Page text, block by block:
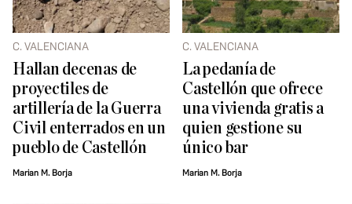
C. VALENCIANA
Hallan decenas de
proyectiles de
artillería de la Guerra
Civil enterrados en un
pueblo de Castellón
Marian M. Borja
C. VALENCIANA
La pedanía de
Castellón que ofrece
una vivienda gratis a
quien gestione su
único bar
Marian M. Borja